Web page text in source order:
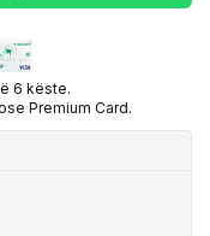
6 këste.
Premium Card.